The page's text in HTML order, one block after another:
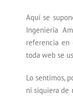
Aquí se
Ingeniería
referencia en
toda web se
Lo sentimos,
ni siquiera de